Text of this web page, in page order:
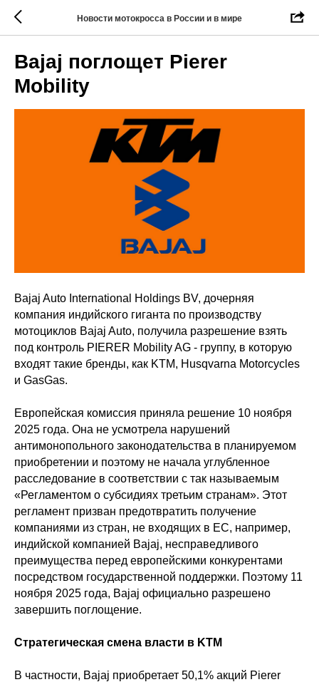
Новости мотокросса в России и в мире
Bajaj поглощет Pierer
Mobility
Bajaj Auto International Holdings BV, дочерняя
компания индийского гиганта по производству
мотоциклов Bajaj Auto, получила разрешение взять
под контроль PIERER Mobility AG - группу, в которую
входят такие бренды, как KTM, Husqvarna Motorcycles
и GasGas.
Европейская комиссия приняла решение 10 ноября
2025 года. Она не усмотрела нарушений
антимонопольного законодательства в планируемом
приобретении и поэтому не начала углубленное
расследование в соответствии с так называемым
«Регламентом о субсидиях третьим странам». Этот
регламент призван предотвратить получение
компаниями из стран, не входящих в ЕС, например,
индийской компанией Bajaj, несправедливого
преимущества перед европейскими конкурентами
посредством государственной поддержки. Поэтому 11
ноября 2025 года, Bajaj официально разрешено
завершить поглощение.
Стратегическая смена власти в KTM
В частности, Bajaj приобретает 50,1% акций Pierer